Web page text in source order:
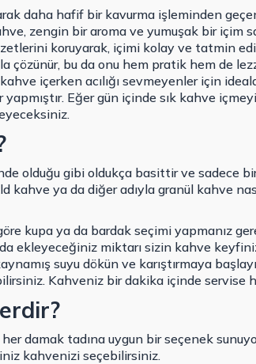
daha hafif bir kavurma işleminden
zengin bir aroma ve yumuşak bir içim
koruyarak, içimi kolay ve tatmin
çözünür, bu da onu hem pratik hem de
içerken acılığı sevmeyenler için
Eğer gün içinde sık kahve
olduğu gibi oldukça basittir ve sadece
kahve ya da diğer adıyla granül kahve
kupa ya da bardak seçimi yapmanız
ekleyeceğiniz miktarı sizin kahve
suyu dökün ve karıştırmaya
Kahveniz bir dakika içinde servise
damak tadına uygun bir seçenek
kahvenizi seçebilirsiniz.